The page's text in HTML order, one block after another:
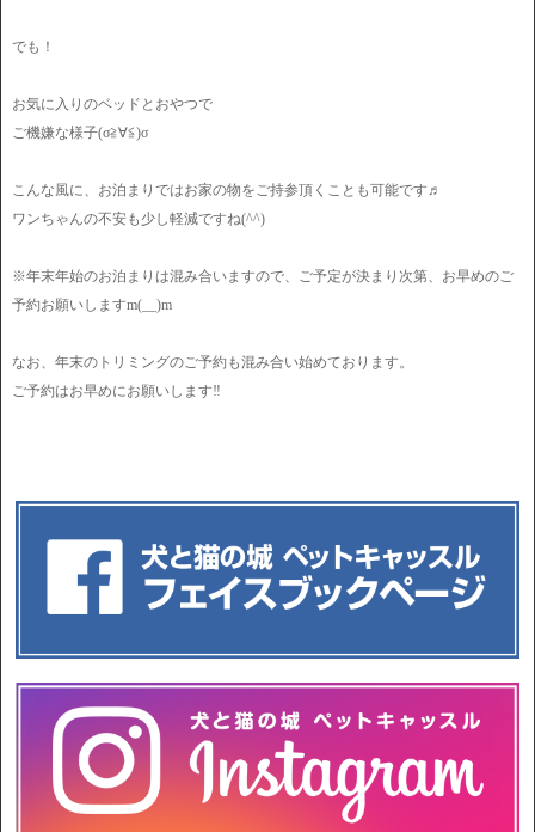
でも！
お気に入りのベッドとおやつで
ご機嫌な様子(σ≧∀≦)σ
こんな風に、お泊まりではお家の物をご持参頂くことも可能です♬
ワンちゃんの不安も少し軽減ですね(^^)
※年末年始のお泊まりは混み合いますので、ご予定が決まり次第、お早めのご
予約お願いしますm(__)m
なお、年末のトリミングのご予約も混み合い始めております。
ご予約はお早めにお願いします‼︎